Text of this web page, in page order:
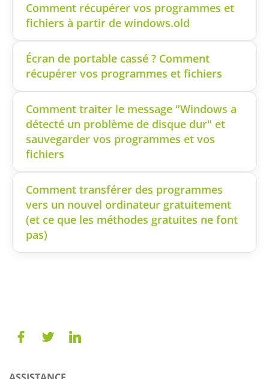
Comment récupérer vos programmes et
fichiers à partir de windows.old
Écran de portable cassé ? Comment
récupérer vos programmes et fichiers
Comment traiter le message "Windows a
détecté un problème de disque dur" et
sauvegarder vos programmes et vos
fichiers
Comment transférer des programmes
vers un nouvel ordinateur gratuitement
(et ce que les méthodes gratuites ne font
pas)